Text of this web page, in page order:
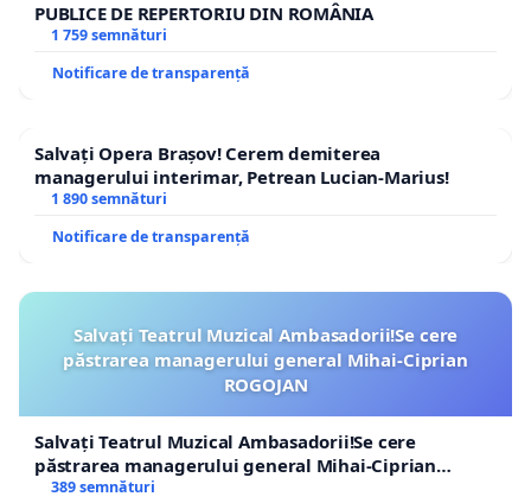
PUBLICE DE REPERTORIU DIN ROMÂNIA
1 759 semnături
Notificare de transparență
Salvați Opera Brașov! Cerem demiterea
managerului interimar, Petrean Lucian-Marius!
1 890 semnături
Notificare de transparență
Salvați Teatrul Muzical Ambasadorii!Se cere
păstrarea managerului general Mihai-Ciprian
ROGOJAN
Salvați Teatrul Muzical Ambasadorii!Se cere
păstrarea managerului general Mihai-Ciprian
ROGOJAN
389 semnături